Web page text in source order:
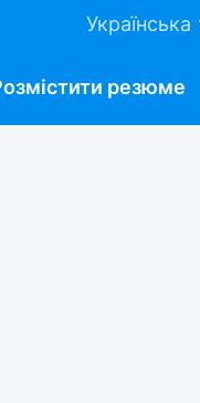
Українська
резюме